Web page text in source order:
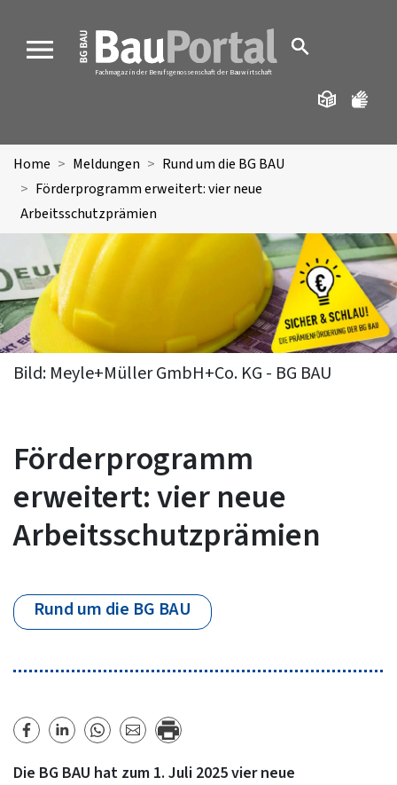
MENU
Fachmagazin der Berufsgenossenschaft der Bauwirtschaft
Home Meldungen
Rund um die BG BAU
Förderprogramm erweitert: vier neue
Arbeitsschutzprämien
Bild: Meyle+Müller GmbH+Co. KG - BG BAU
Förderprogramm
erweitert: vier neue
Arbeitsschutzprämien
Rund um die BG BAU
Die BG BAU hat zum 1. Juli 2025 vier neue